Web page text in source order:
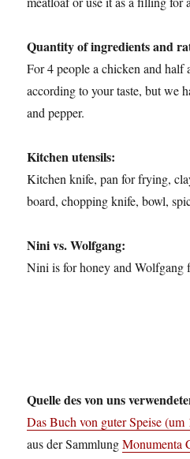
Quantity of ingredients and
For 4 people a chicken and half
according to your taste, but we
and pepper.
Kitchen utensils:
Kitchen knife, pan for frying,
board, chopping knife, bowl,
Nini vs. Wolfgang:
Nini is for honey and Wolfgang
Quelle des von uns
Das Buch von guter Speise
aus der SammlungMonumenta